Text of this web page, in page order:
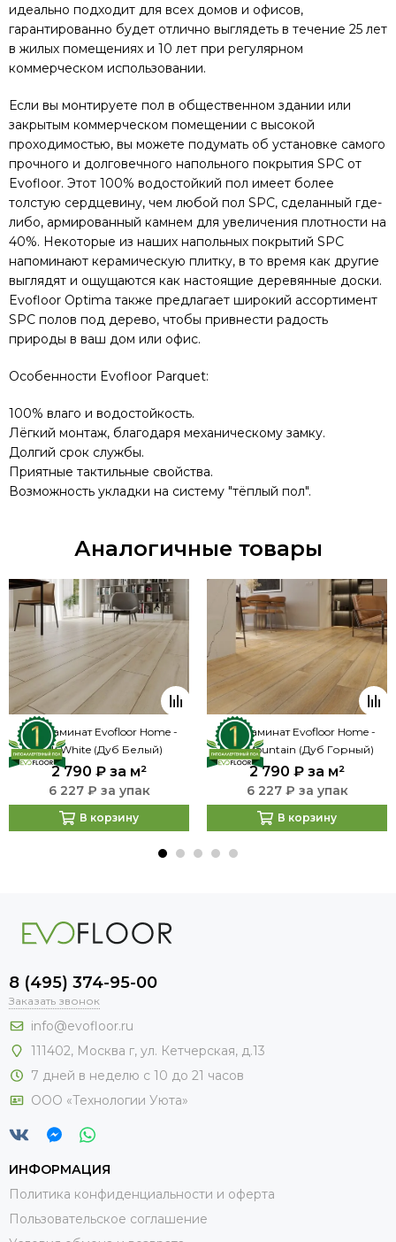
идеально подходит для всех домов и офисов,
гарантированно будет отлично выглядеть в течение 25 лет
в жилых помещениях и 10 лет при регулярном
коммерческом использовании.
Если вы монтируете пол в общественном здании или
закрытым коммерческом помещении с высокой
проходимостью, вы можете подумать об установке самого
прочного и долговечного напольного покрытия SPC от
Evofloor. Этот 100% водостойкий пол имеет более
толстую сердцевину, чем любой пол SPC, сделанный где-
либо, армированный камнем для увеличения плотности на
40%. Некоторые из наших напольных покрытий SPC
напоминают керамическую плитку, в то время как другие
выглядят и ощущаются как настоящие деревянные доски.
Evofloor Optima также предлагает широкий ассортимент
SPC полов под дерево, чтобы привнести радость
природы в ваш дом или офис.
Особенности Evofloor Parquet:
100% влаго и водостойкость.
Лёгкий монтаж, благодаря механическому замку.
Долгий срок службы.
Приятные тактильные свойства.
Возможность укладки на систему "тёплый пол".
Аналогичные товары
SPC ламинат Evofloor Home -
Oak White (Дуб Белый)
2 790 ₽ за м²
6 227 ₽ за упак
В корзину
SPC ламинат Evofloor Home -
Oak Mountain (Дуб Горный)
2 790 ₽ за м²
6 227 ₽ за упак
В корзину
8 (495) 374-95-00
Заказать звонок
info@evofloor.ru
111402, Москва г, ул. Кетчерская, д.13
7 дней в неделю с 10 до 21 часов
ООО «Технологии Уюта»
ИНФОРМАЦИЯ
Политика конфиденциальности и оферта
Пользовательское соглашение